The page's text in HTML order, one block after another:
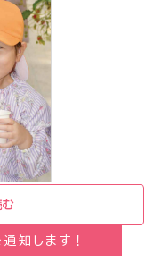
む
知します！